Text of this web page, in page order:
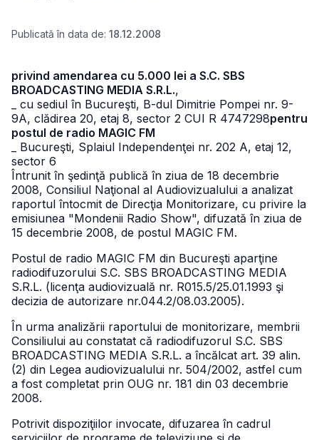
Publicată în data de: 18.12.2008
privind amendarea cu 5.000 lei a S.C. SBS
BROADCASTING MEDIA S.R.L.,
_ cu sediul în Bucureşti, B-dul Dimitrie Pompei nr. 9-
9A, clădirea 20, etaj 8, sector 2 CUI R 4747298pentru
postul de radio MAGIC FM
_ Bucureşti, Splaiul Independenţei nr. 202 A, etaj 12,
sector 6
Întrunit în şedinţă publică în ziua de 18 decembrie
2008, Consiliul Naţional al Audiovizualului a analizat
raportul întocmit de Direcţia Monitorizare, cu privire la
emisiunea "Mondenii Radio Show", difuzată în ziua de
15 decembrie 2008, de postul MAGIC FM.
Postul de radio MAGIC FM din Bucureşti aparţine
radiodifuzorului S.C. SBS BROADCASTING MEDIA
S.R.L. (licenţa audiovizuală nr. R015.5/25.01.1993 şi
decizia de autorizare nr.044.2/08.03.2005).
În urma analizării raportului de monitorizare, membrii
Consiliului au constatat că radiodifuzorul S.C. SBS
BROADCASTING MEDIA S.R.L. a încălcat art. 39 alin.
(2) din Legea audiovizualului nr. 504/2002, astfel cum
a fost completat prin OUG nr. 181 din 03 decembrie
2008.
Potrivit dispoziţiilor invocate, difuzarea în cadrul